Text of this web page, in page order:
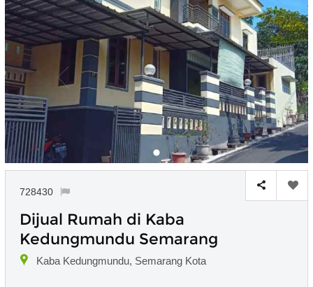
728430
Dijual Rumah di Kaba
Kedungmundu Semarang
Kaba Kedungmundu, Semarang Kota
Untuk hasil simulasi
pada kotak-
Simpan